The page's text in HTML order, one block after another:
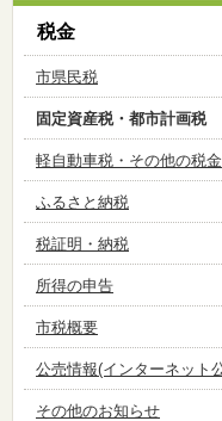
税金
市県民税
固定資産税・都市計画税
軽自動車税・その他の税金
ふるさと納税
税証明・納税
所得の申告
市税概要
公売情報(インターネット
その他のお知らせ